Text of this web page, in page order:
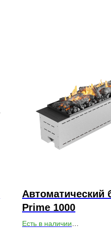
Автоматический
Prime 1000
Есть в наличии